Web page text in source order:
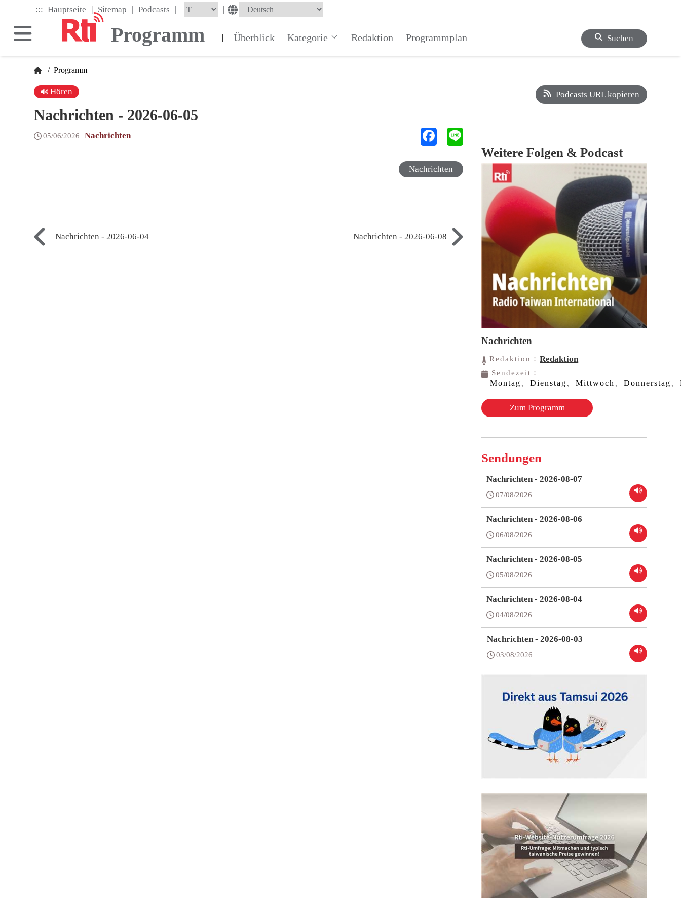
main
content
::: Hauptseite | Sitemap | Podcasts | |
Programm | Überblick Kategorie Redaktion Programmplan Suchen
/ Programm
Hören
Nachrichten - 2026-06-05
05/06/2026 Nachrichten
Nachrichten
Nachrichten - 2026-06-04 Nachrichten - 2026-06-08
Podcasts URL kopieren
Weitere Folgen & Podcast
Nachrichten
Redaktion：Redaktion
Sendezeit：
Montag、Dienstag、Mittwoch、Donnerstag
Zum Programm
Sendungen
Nachrichten - 2026-08-07
07/08/2026
Nachrichten - 2026-08-06
06/08/2026
Nachrichten - 2026-08-05
05/08/2026
Nachrichten - 2026-08-04
04/08/2026
Nachrichten - 2026-08-03
03/08/2026